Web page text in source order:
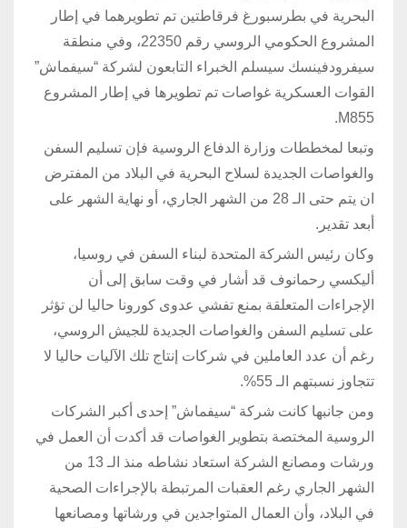
البحرية في بطرسبورغ فرقاطتين تم تطويرهما في إطار
المشروع الحكومي الروسي رقم 22350، وفي منطقة
سيفرودفينسك سيسلم الخبراء التابعون لشركة “سيفماش”
القوات العسكرية غواصات تم تطويرها في إطار المشروع
M855.
وتبعا لمخططات وزارة الدفاع الروسية فإن تسليم السفن
والغواصات الجديدة لسلاح البحرية في البلاد من المفترض
ان يتم حتى الـ 28 من الشهر الجاري، أو نهاية الشهر على
أبعد تقدير.
وكان رئيس الشركة المتحدة لبناء السفن في روسيا،
أليكسي رحمانوف قد أشار في وقت سابق إلى أن
الإجراءات المتعلقة بمنع تفشي عدوى كورونا حاليا لن تؤثر
على تسليم السفن والغواصات الجديدة للجيش الروسي،
رغم أن عدد العاملين في شركات إنتاج تلك الآليات حاليا لا
تتجاوز نسبتهم الـ 55%.
ومن جانبها كانت شركة “سيفماش” إحدى أكبر الشركات
الروسية المختصة بتطوير الغواصات قد أكدت أن العمل في
ورشات ومصانع الشركة استعاد نشاطه منذ الـ 13 من
الشهر الجاري رغم العقبات المرتبطة بالإجراءات الصحية
في البلاد، وأن العمال المتواجدين في ورشاتها ومصانعها